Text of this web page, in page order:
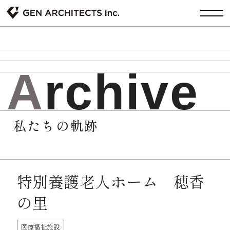
Archive
私たちの軌跡
特別養護老人ホーム 穂香
の里
医療福祉施設